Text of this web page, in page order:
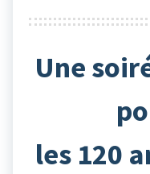
Une
les 120